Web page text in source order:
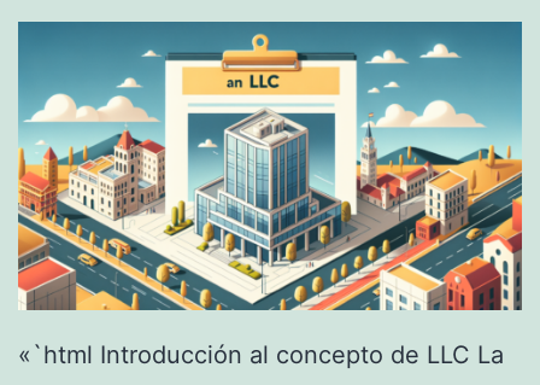
Q
u
é
i
r
v
e
:
«`html Introducción al concepto de LLC La